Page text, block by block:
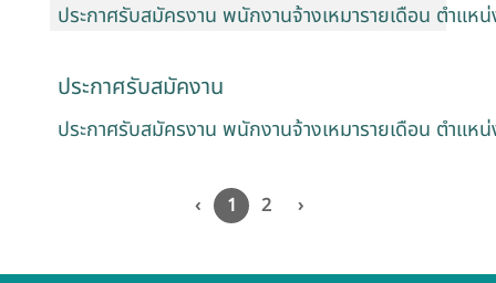
ประกาศรับสมัครงาน พนักงานจ้างเหมารายเดือน ตำแ
ประกาศรับสมัคงาน
ประกาศรับสมัครงาน พนักงานจ้างเหมารายเดือน ตำแห
‹ 1 2 ›